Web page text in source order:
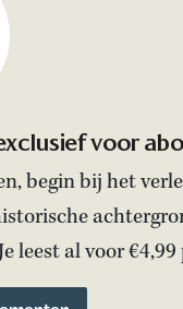
voor
begin bij het
leest al voor